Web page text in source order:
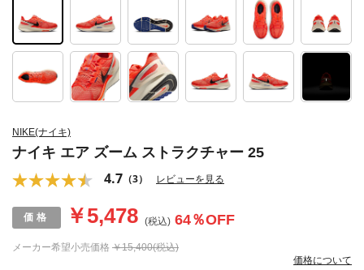
NIKE(ナイキ)
ナイキ エア ズーム ストラクチャー 25
4.7 （3） レビューを見る
メーカー希望小売価格 ￥15,400(税込)
￥5,478 (税込) 64％OFF
価格について